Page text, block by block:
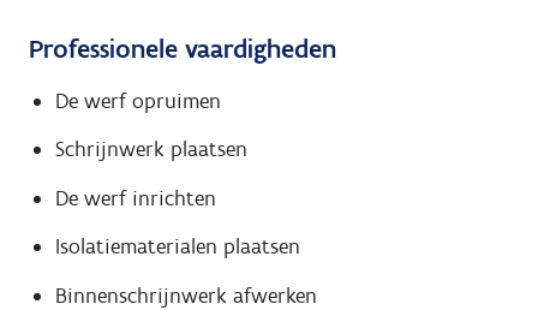
Professionele vaardigheden
De werf opruimen
Schrijnwerk plaatsen
De werf inrichten
Isolatiematerialen plaatsen
Binnenschrijnwerk afwerken